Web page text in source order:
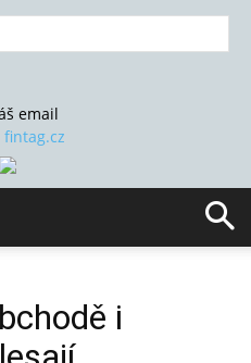
email
fintag.cz
i